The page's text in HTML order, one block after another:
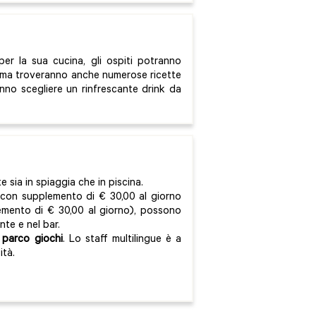
la sua cucina, gli ospiti potranno
troveranno anche numerose ricette
scegliere un rinfrescante drink da
sia in spiaggia che in piscina.
supplemento di € 30,00 al giorno
di € 30,00 al giorno), possono
e nel bar.
parco giochi. Lo staff multilingue è a